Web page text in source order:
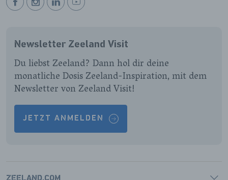
BEKIJK
PAGINA
BEKIJK
PAGINA
BEKIJK
PAGINA
BEKIJK
PAGINA
Newsletter Zeeland Visit
Du liebst Zeeland? Dann hol dir deine
monatliche Dosis Zeeland-Inspiration, mit dem
Newsletter von Zeeland Visit!
JETZT ANMELDEN
ZEELAND.COM